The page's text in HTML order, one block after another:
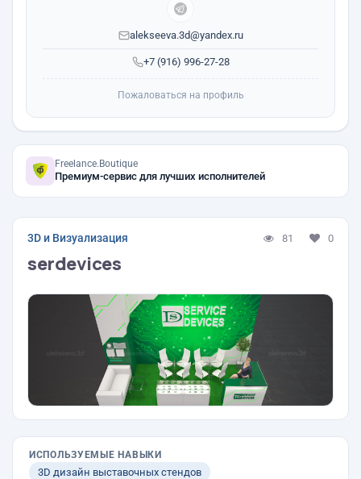
+7 (916) 996-27-28
alekseeva.3d@yandex.ru
Пожаловаться на профиль
Freelance.Boutique
Премиум-сервис для лучших исполнителей
3D и Визуализация 81 0
serdevices
ИСПОЛЬЗУЕМЫЕ НАВЫКИ
3D дизайн выставочных стендов